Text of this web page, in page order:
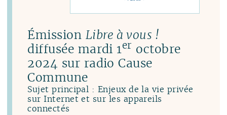
Émission Libre à vous !
diffusée mardi 1er octobre
2024 sur radio Cause
Commune
Sujet principal : Enjeux de la vie privée
sur Internet et sur les appareils
connectés